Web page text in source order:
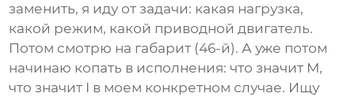
заменить, я иду от задачи: какая нагрузка,
какой режим, какой приводной двигатель.
Потом смотрю на габарит (46-й). А уже потом
начинаю копать в исполнения: что значит M,
что значит I в моем конкретном случае. Ищу